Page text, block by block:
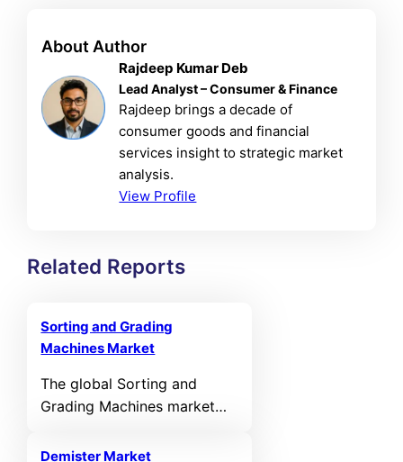
About Author
Rajdeep Kumar Deb
Lead Analyst – Consumer & Finance
Rajdeep brings a decade of
consumer goods and financial
services insight to strategic market
analysis.
View Profile
Related Reports
Sorting and Grading
Machines Market
The global Sorting and
Grading Machines market
million in 2024 and is
Demister Market